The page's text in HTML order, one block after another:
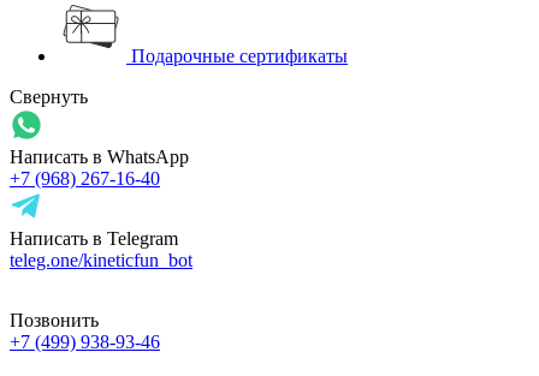
Подарочные сертификаты
Свернуть
Написать в WhatsApp
+7 (968) 267-16-40
Написать в Telegram
teleg.one/kineticfun_bot
Позвонить
+7 (499) 938-93-46